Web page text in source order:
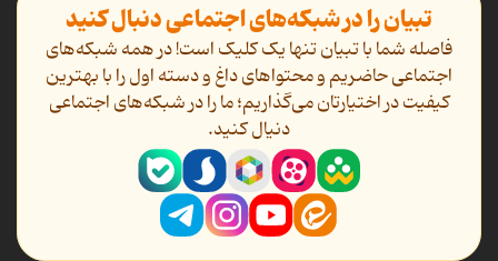
تبیان را در شبکه‌های اجتماعی دنبال کنید
فاصله شما با تبیان تنها یک کلیک است! در همه شبکه‌های
اجتماعی حاضریم و محتواهای داغ و دسته اول را با بهترین
کیفیت در اختیارتان می‌گذاریم؛ ما را در شبکه‌های اجتماعی
دنیال کنید.